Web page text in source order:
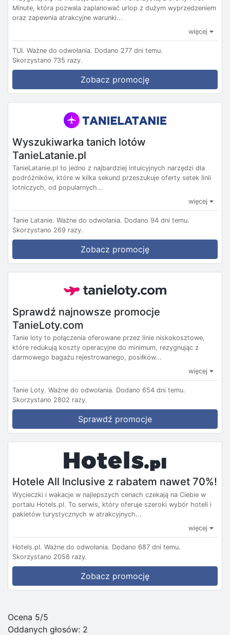
Minute, która pozwala zaplanować urlop z dużym wyprzedzeniem
oraz zapewnia atrakcyjne warunki...
więcej
TUI. Ważne do odwołania. Dodano 277 dni temu.
Skorzystano 735 razy.
Zobacz promocję
Wyszukiwarka tanich lotów
TanieLatanie.pl
TanieLatanie.pl to jedno z najbardziej intuicyjnych narzędzi dla
podróżników, które w kilka sekund przeszukuje oferty setek linii
lotniczych, od popularnych...
więcej
Tanie Latanie. Ważne do odwołania. Dodano 94 dni temu.
Skorzystano 269 razy.
Zobacz promocję
Sprawdź najnowsze promocje
TanieLoty.com
Tanie loty to połączenia oferowane przez linie niskokosztowe,
które redukują koszty operacyjne do minimum, rezygnując z
darmowego bagażu rejestrowanego, posiłków...
więcej
Tanie Loty. Ważne do odwołania. Dodano 654 dni temu.
Skorzystano 2802 razy.
Sprawdź promocje
Hotele All Inclusive z rabatem nawet 70%!
Wycieczki i wakacje w najlepszych cenach czekają na Ciebie w
portalu Hotels.pl. To serwis, który oferuje szeroki wybór hoteli i
pakietów turystycznych w atrakcyjnych...
więcej
Hotels.pl. Ważne do odwołania. Dodano 687 dni temu.
Skorzystano 2058 razy.
Zobacz promocję
Ocena 5/5
Oddanych głosów: 2